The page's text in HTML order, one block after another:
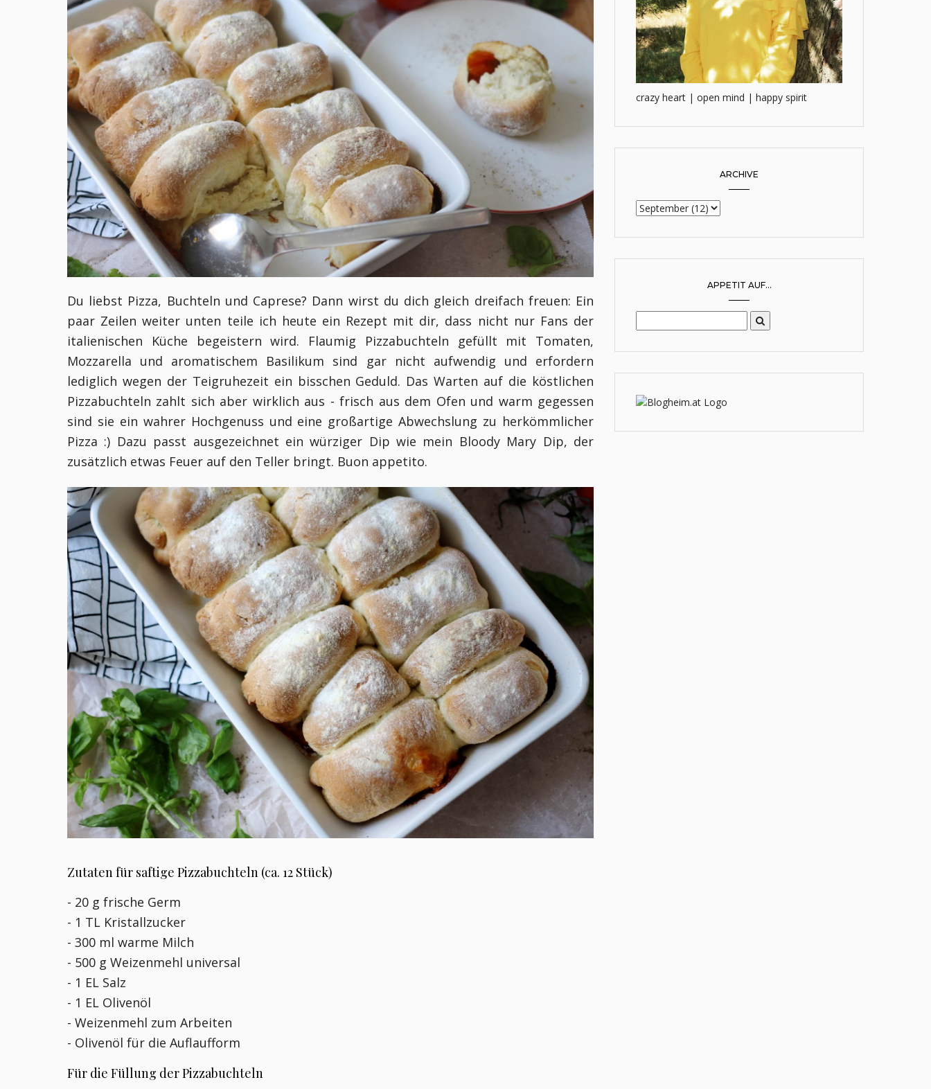
Du liebst Pizza, Buchteln und Caprese? Dann wirst du dich gleich dreifach freuen: Ein
paar Zeilen weiter unten teile ich heute ein Rezept mit dir, dass nicht nur Fans der
italienischen Küche begeistern wird. Flaumig Pizzabuchteln gefüllt mit Tomaten,
Mozzarella und aromatischem Basilikum sind gar nicht aufwendig und erfordern
lediglich wegen der Teigruhezeit ein bisschen Geduld. Das Warten auf die köstlichen
Pizzabuchteln zahlt sich aber wirklich aus - frisch aus dem Ofen und warm gegessen
sind sie ein wahrer Hochgenuss und eine großartige Abwechslung zu herkömmlicher
Pizza :) Dazu passt ausgezeichnet ein würziger Dip wie mein Bloody Mary Dip, der
zusätzlich etwas Feuer auf den Teller bringt. Buon appetito.
Zutaten für saftige Pizzabuchteln (ca. 12 Stück)
- 20 g frische Germ
- 1 TL Kristallzucker
- 300 ml warme Milch
- 500 g Weizenmehl universal
- 1 EL Salz
- 1 EL Olivenöl
- Weizenmehl zum Arbeiten
- Olivenöl für die Auflaufform
Für die Füllung der Pizzabuchteln
crazy heart | open mind | happy spirit
ARCHIVE
APPETIT AUF...